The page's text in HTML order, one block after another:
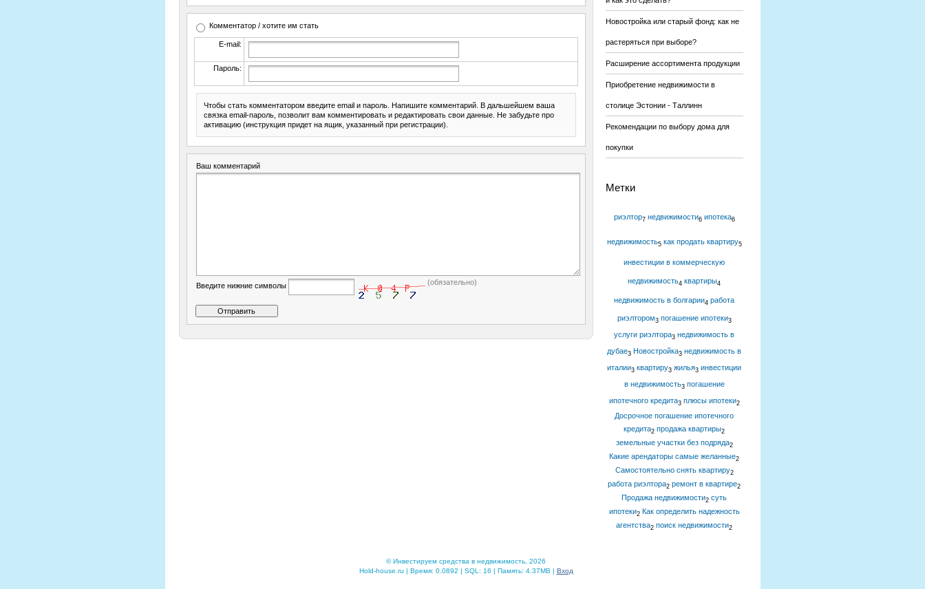
Комментатор / хотите им стать
E-mail:
Пароль:
Чтобы стать комментатором введите email и пароль. Напишите комментарий. В дальшейшем ваша
связка email-пароль, позволит вам комментировать и редактировать свои данные. Не забудьте про
активацию (инструкция придет на ящик, указанный при регистрации).
Ваш комментарий
Введите нижние символы (обязательно)
Новостройка или старый фонд: как не
растеряться при выборе?
Расширение ассортимента продукции
Приобретение недвижимости в
столице Эстонии - Таллинн
Рекомендации по выбору дома для
покупки
Метки
риэлтор7 недвижимости6 ипотека6
недвижимость5 как продать квартиру5
инвестиции в коммерческую
недвижимость4 квартиры4
недвижимость в болгарии4 работа
риэлтором3 погашение ипотеки3
услуги риэлтора3 недвижимость в
дубае3 Новостройка3 недвижимость в
италии3 квартиру3 жилья3 инвестиции
в недвижимость3 погашение
ипотечного кредита3 плюсы ипотеки2
Досрочное погашение ипотечного
кредита2 продажа квартиры2
земельные участки без подряда2
Какие арендаторы самые желанные2
Самостоятельно снять квартиру2
работа риэлтора2 ремонт в квартире2
Продажа недвижимости2 суть
ипотеки2 Как определить надежность
агентства2 поиск недвижимости2
© Инвестируем средства в недвижимость, 2026
Hold-house.ru | Время: 0.0892 | SQL: 16 | Память: 4.37MB | Вход